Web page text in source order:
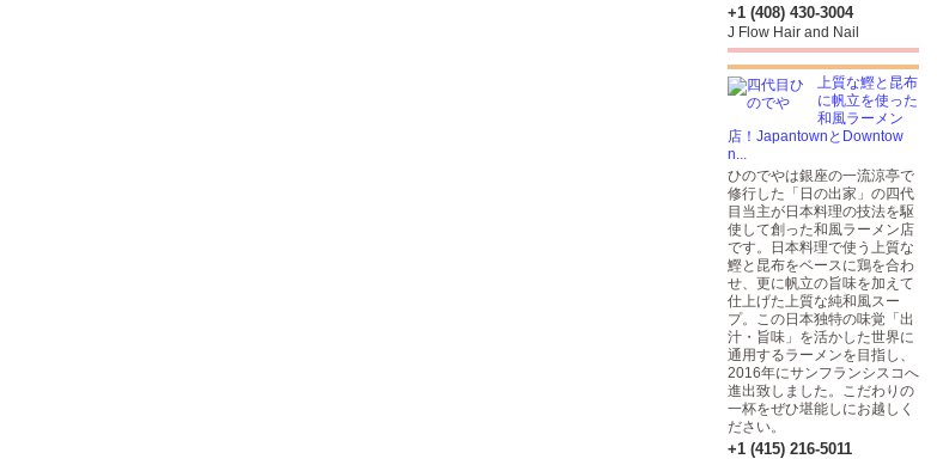
+1 (408) 430-3004
J Flow Hair and Nail
上質な鰹と昆布
に帆立を使った
和風ラーメン
店！JapantownとDowntow
n...
ひのでやは銀座の一流涼亭で
修行した「日の出家」の四代
目当主が日本料理の技法を駆
使して創った和風ラーメン店
です。日本料理で使う上質な
鰹と昆布をベースに鶏を合わ
せ、更に帆立の旨味を加えて
仕上げた上質な純和風スー
プ。この日本独特の味覚「出
汁・旨味」を活かした世界に
通用するラーメンを目指し、
2016年にサンフランシスコへ
進出致しました。こだわりの
一杯をぜひ堪能しにお越しく
ださい。
+1 (415) 216-5011